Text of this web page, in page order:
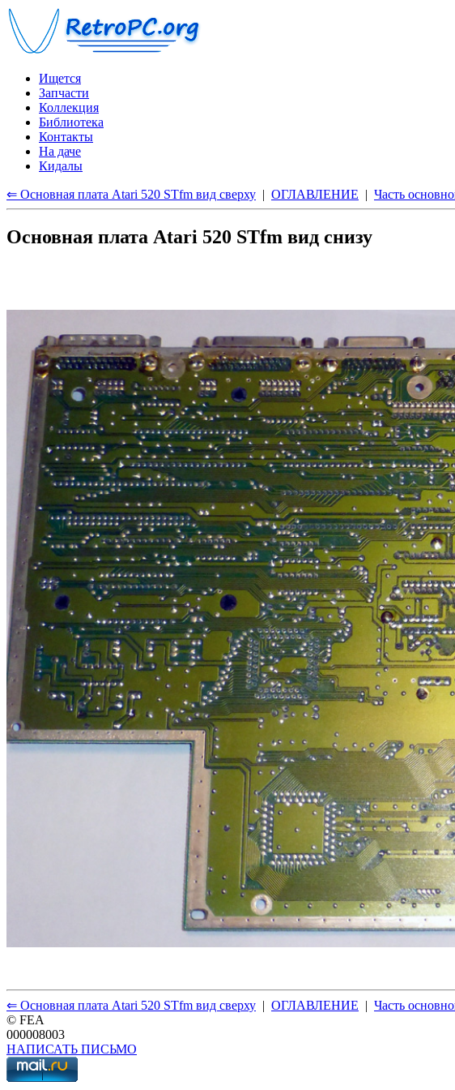
Ищется
Запчасти
Коллекция
Библиотека
Контакты
На даче
Кидалы
⇐ Основная плата Atari 520 STfm вид сверху | ОГЛАВЛЕНИЕ | Часть
Основная плата Atari 520 STfm вид снизу
⇐ Основная плата Atari 520 STfm вид сверху | ОГЛАВЛЕНИЕ | Часть
© FEA
000008003
НАПИСАТЬ ПИСЬМО